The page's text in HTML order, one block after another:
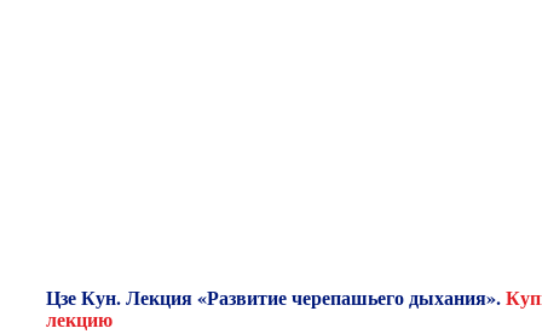
Цзе Кун. Лекция «Развитие черепашьего дыхания».
лекцию